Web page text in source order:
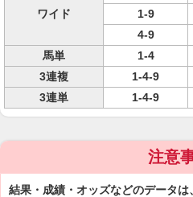
ワイド
1-9
4-9
馬単
1-4
3連複
1-4-9
3連単
1-4-9
注意
結果・成績・オッズなどのデータ